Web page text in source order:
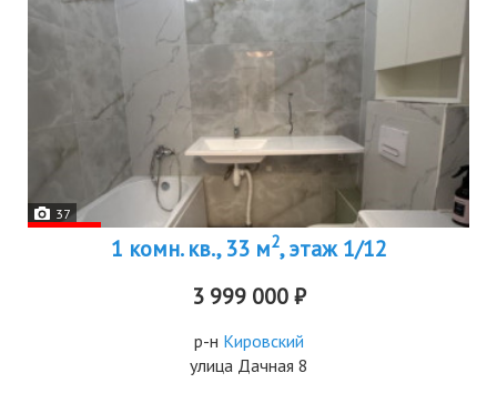
37
1 комн. кв., 33 м2, этаж 1/12
3 999 000 ₽
р-н Кировский
улица Дачная 8